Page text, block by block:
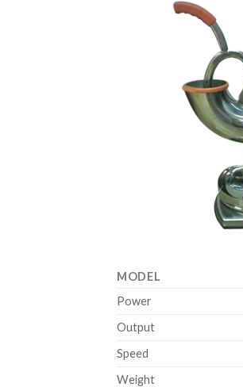
MODEL
Power
Output
Speed
Weight